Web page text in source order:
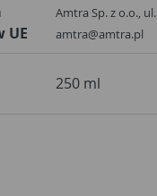
UE
Amtra Sp. z o.o.,
amtra@amtra.pl
250 ml